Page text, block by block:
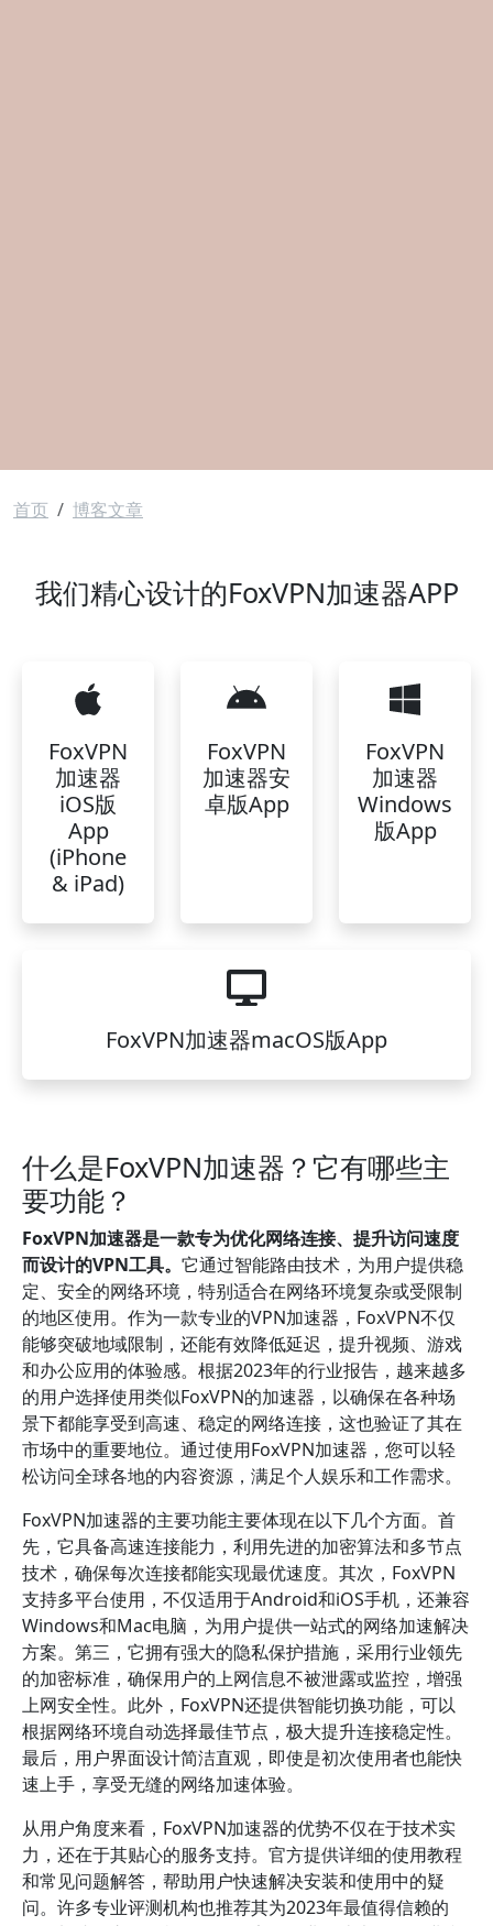
面包屑
首页 博客文章
我们精心设计的FoxVPN加速器APP
FoxVPN
加速器
iOS版
App
(iPhone
& iPad)
FoxVPN
加速器安
卓版App
FoxVPN
加速器
Windows
版App
FoxVPN加速器macOS版App
什么是FoxVPN加速器？它有哪些主
要功能？
FoxVPN加速器是一款专为优化网络连接、提升访问速度
而设计的VPN工具。 它通过智能路由技术，为用户提供稳
定、安全的网络环境，特别适合在网络环境复杂或受限制
的地区使用。作为一款专业的VPN加速器，FoxVPN不仅
能够突破地域限制，还能有效降低延迟，提升视频、游戏
和办公应用的体验感。根据2023年的行业报告，越来越多
的用户选择使用类似FoxVPN的加速器，以确保在各种场
景下都能享受到高速、稳定的网络连接，这也验证了其在
市场中的重要地位。通过使用FoxVPN加速器，您可以轻
松访问全球各地的内容资源，满足个人娱乐和工作需求。
FoxVPN加速器的主要功能主要体现在以下几个方面。首
先，它具备高速连接能力，利用先进的加密算法和多节点
技术，确保每次连接都能实现最优速度。其次，FoxVPN
支持多平台使用，不仅适用于Android和iOS手机，还兼容
Windows和Mac电脑，为用户提供一站式的网络加速解决
方案。第三，它拥有强大的隐私保护措施，采用行业领先
的加密标准，确保用户的上网信息不被泄露或监控，增强
上网安全性。此外，FoxVPN还提供智能切换功能，可以
根据网络环境自动选择最佳节点，极大提升连接稳定性。
最后，用户界面设计简洁直观，即使是初次使用者也能快
速上手，享受无缝的网络加速体验。
从用户角度来看，FoxVPN加速器的优势不仅在于技术实
力，还在于其贴心的服务支持。官方提供详细的使用教程
和常见问题解答，帮助用户快速解决安装和使用中的疑
问。许多专业评测机构也推荐其为2023年最值得信赖的